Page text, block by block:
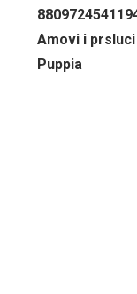
Amovi i prsluci
Puppia